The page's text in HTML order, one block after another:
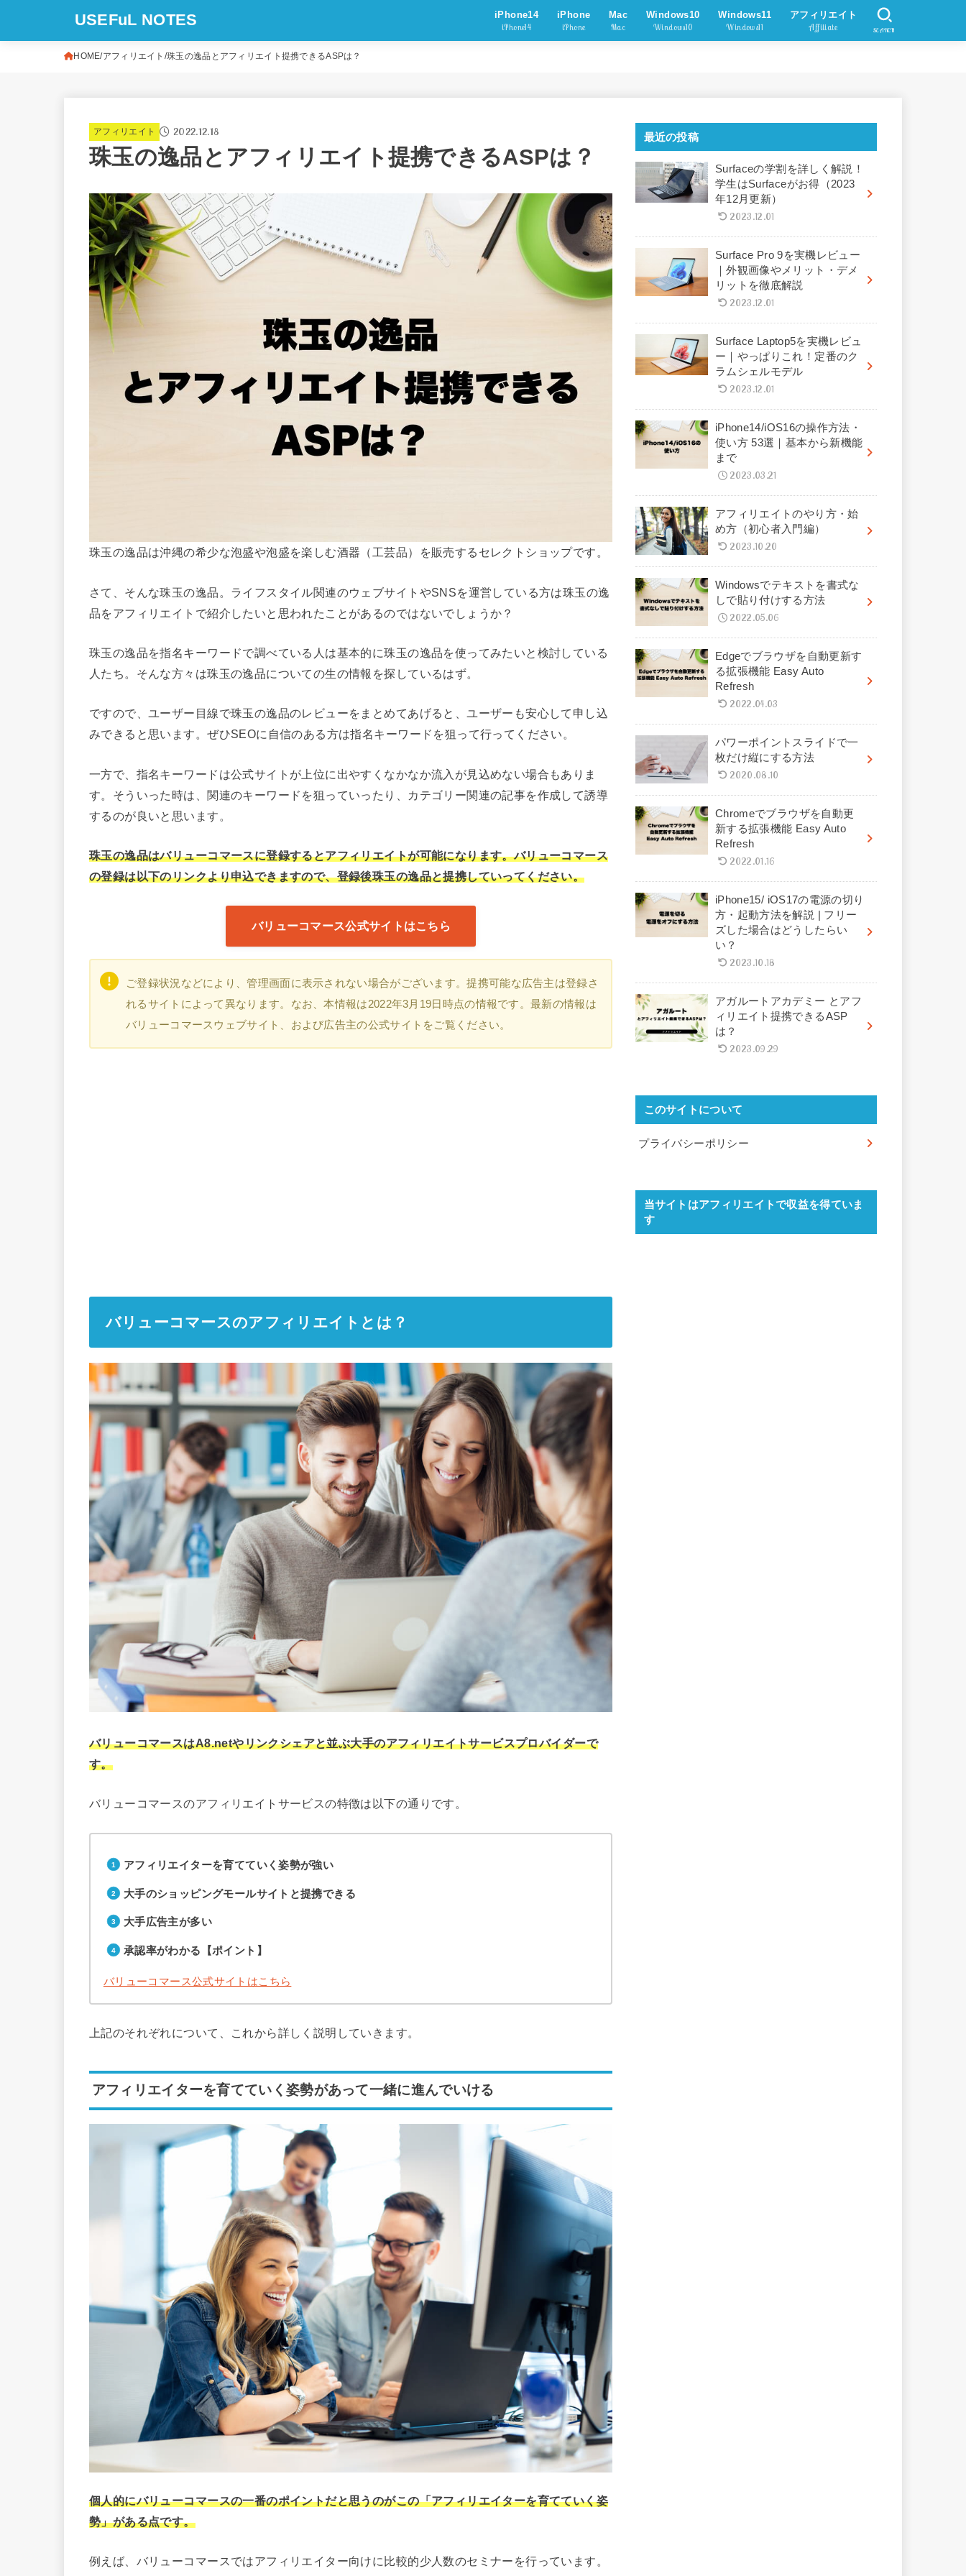
USEFuL NOTES iPhone14
iPhone14
iPhone
iPhone
Mac
Mac
Windows10
Windows10
Windows11
Windows11
アフィリエイト
Affiliate SEARCH
HOME アフィリエイト 珠玉の逸品とアフィリエイト提携できるASPは？
アフィリエイト 2022.12.18
珠玉の逸品とアフィリエイト提携できるASPは？
珠玉の逸品は沖縄の希少な泡盛や泡盛を楽しむ酒器（工芸品）を販売するセレクトショップです。
さて、そんな珠玉の逸品。ライフスタイル関連のウェブサイトやSNSを運営している方は珠玉の逸
品をアフィリエイトで紹介したいと思われたことがあるのではないでしょうか？
珠玉の逸品を指名キーワードで調べている人は基本的に珠玉の逸品を使ってみたいと検討している
人たち。そんな方々は珠玉の逸品についての生の情報を探しているはず。
ですので、ユーザー目線で珠玉の逸品のレビューをまとめてあげると、ユーザーも安心して申し込
みできると思います。ぜひSEOに自信のある方は指名キーワードを狙って行ってください。
一方で、指名キーワードは公式サイトが上位に出やすくなかなか流入が見込めない場合もありま
す。そういった時は、関連のキーワードを狙っていったり、カテゴリー関連の記事を作成して誘導
するのが良いと思います。
珠玉の逸品はバリューコマースに登録するとアフィリエイトが可能になります。バリューコマース
の登録は以下のリンクより申込できますので、登録後珠玉の逸品と提携していってください。
バリューコマース公式サイトはこちら
ご登録状況などにより、管理画面に表示されない場合がございます。提携可能な広告主は登録さ
れるサイトによって異なります。なお、本情報は2022年3月19日時点の情報です。最新の情報は
バリューコマースウェブサイト、および広告主の公式サイトをご覧ください。
バリューコマースのアフィリエイトとは？
バリューコマースはA8.netやリンクシェアと並ぶ大手のアフィリエイトサービスプロバイダーで
す。
バリューコマースのアフィリエイトサービスの特徴は以下の通りです。
アフィリエイターを育てていく姿勢が強い
大手のショッピングモールサイトと提携できる
大手広告主が多い
承認率がわかる【ポイント】
バリューコマース公式サイトはこちら
上記のそれぞれについて、これから詳しく説明していきます。
アフィリエイターを育てていく姿勢があって一緒に進んでいける
個人的にバリューコマースの一番のポイントだと思うのがこの「アフィリエイターを育てていく姿
勢」がある点です。
例えば、バリューコマースではアフィリエイター向けに比較的少人数のセミナーを行っています。
最近の投稿
Surfaceの学割を詳しく解説！
学生はSurfaceがお得（2023
年12月更新）
2023.12.01
Surface Pro 9を実機レビュー
｜外観画像やメリット・デメ
リットを徹底解説
2023.12.01
Surface Laptop5を実機レビュ
ー｜やっぱりこれ！定番のク
ラムシェルモデル
2023.12.01
iPhone14/iOS16の操作方法・
使い方 53選｜基本から新機能
まで
2023.03.21
アフィリエイトのやり方・始
め方（初心者入門編）
2023.10.20
Windowsでテキストを書式な
しで貼り付けする方法
2022.05.06
Edgeでブラウザを自動更新す
る拡張機能 Easy Auto
Refresh
2022.04.03
パワーポイントスライドで一
枚だけ縦にする方法
2020.08.10
Chromeでブラウザを自動更
新する拡張機能 Easy Auto
Refresh
2022.01.16
iPhone15/ iOS17の電源の切り
方・起動方法を解説 | フリー
ズした場合はどうしたらい
い？
2023.10.18
アガルートアカデミー とアフ
ィリエイト提携できるASP
は？
2023.09.29
このサイトについて
プライバシーポリシー
当サイトはアフィリエイトで収益を得ていま
す